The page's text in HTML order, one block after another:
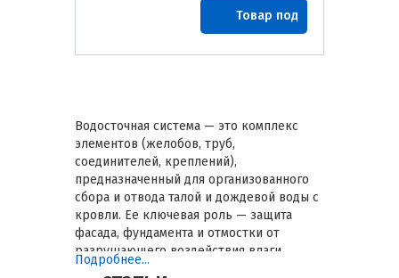
Товар под
заказ
Водосточная система — это комплекс
элементов (желобов, труб,
соединителей, креплений),
предназначенный для организованного
сбора и отвода талой и дождевой воды с
кровли. Ее ключевая роль — защита
фасада, фундамента и отмостки от
разрушающего воздействия влаги.
Правильный подбор водостока
Подробнее...